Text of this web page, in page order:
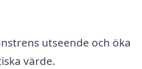
utseende och öka
värde.